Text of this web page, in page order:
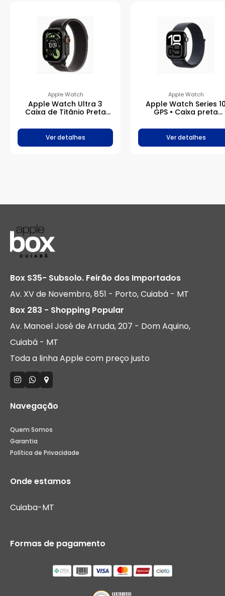
Apple Watch
Apple Watch Ultra 3
Caixa de Titânio Preta
Preta/Carvão
Ver detalhes
Apple Watch
Apple Watch Series
GPS • Caixa preta
42 mm • Pulseira
esportiva tinto
Ver detalhes
Box S35- Subsolo. Feirão dos Importados
Av. XV de Novembro, 851 - Porto, Cuiabá - MT
Box 283 - Shopping Popular
Av. Manoel José de Arruda, 207 - Dom Aquino,
Cuiabá - MT
Toda a linha Apple com preço justo
Navegação
Quem Somos
Garantia
Política de Privacidade
Onde estamos
Cuiaba-MT
Formas de pagamento